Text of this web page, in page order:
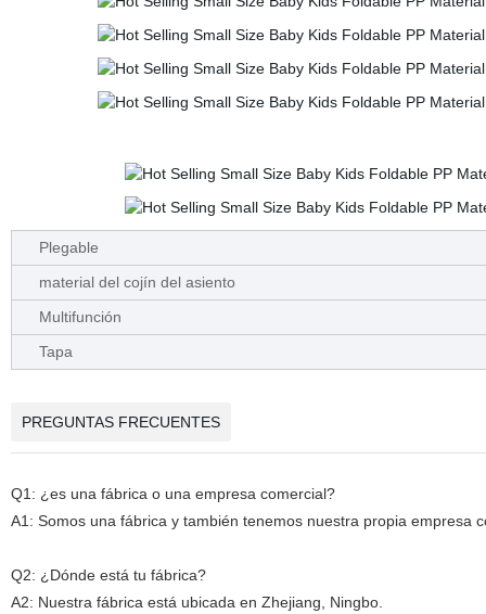
Plegable
material del cojín del asiento
Multifunción
Tapa
PREGUNTAS FRECUENTES
Q1: ¿es una fábrica o una empresa comercial?
A1: Somos una fábrica y también tenemos nuestra propia empresa
Q2: ¿Dónde está tu fábrica?
A2: Nuestra fábrica está ubicada en Zhejiang, Ningbo.